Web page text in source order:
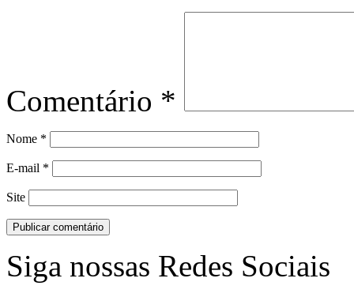
Comentário *
Nome *
E-mail *
Site
Siga nossas Redes Sociais